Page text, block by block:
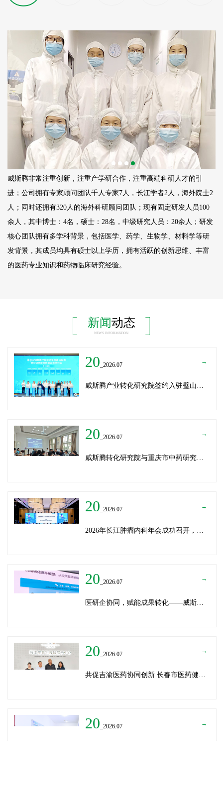
威斯腾非常注重创新，注重产学研合作，注重高端科研人才的引
进；公司拥有专家顾问团队千人专家7人，长江学者2人，海外院士2
人；同时还拥有320人的海外科研顾问团队；现有固定研发人员100
余人，其中博士：4名，硕士：28名，中级研究人员：20余人；研发
核心团队拥有多学科背景，包括医学、药学、生物学、材料学等研
发背景，其成员均具有硕士以上学历，拥有活跃的创新思维、丰富
的医药专业知识和药物临床研究经验。
新闻动态
NEWS INFORMATION
20 _2026.07 →
20 _2026.07 →
威斯腾转化研究院与重庆市中药研究院深化战略合作，共筑中医药产学研创新生态
20 _2026.07 →
20 _2026.07 →
20 _2026.07 →
共促吉渝医药协同创新 长春市医药健康局与威斯腾生物走访重庆两江生命科技城
20 _2026.07 →